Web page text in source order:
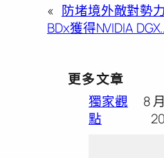
« 防堵境外敵對勢
BDx獲得NVIDIA
更多文章
獨家觀
點
8